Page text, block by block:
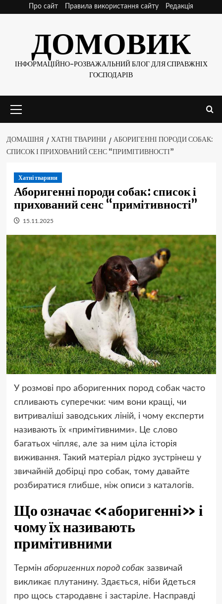
Про сайт Правила використання сайту Редакція
ДОМОВИК
ІНФОРМАЦІЙНО-РОЗВАЖАЛЬНИЙ БЛОГ ДЛЯ СПРАВЖНІХ
ГОСПОДАРІВ
меню
ДОМАШНЯ ХАТНІ ТВАРИНИ
АБОРИГЕННІ ПОРОДИ СОБАК:
СПИСОК І ПРИХОВАНИЙ СЕНС “ПРИМІТИВНОСТІ”
Хатні тварини
Аборигенні породи собак: список і
прихований сенс “примітивності”
15.11.2025
У розмові про аборигенних пород собак часто
спливають суперечки: чим вони кращі, чи
витриваліші заводських ліній, і чому експерти
називають їх «примітивними». Це слово
багатьох чіпляє, але за ним ціла історія
виживання. Такий матеріал рідко зустрінеш у
звичайній добірці про собак, тому давайте
розбиратися глибше, ніж описи з каталогів.
Що означає «аборигенні» і
чому їх називають
примітивними
Термін аборигенних пород собакзазвичай
викликає плутанину. Здається, ніби йдеться
про щось стародавнє і застаріле. Насправді